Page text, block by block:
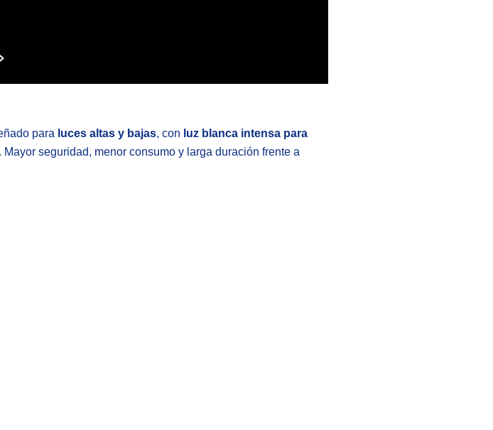
para luces altas y bajas, con luz blanca intensa para
. Mayor seguridad, menor consumo y larga duración frente a